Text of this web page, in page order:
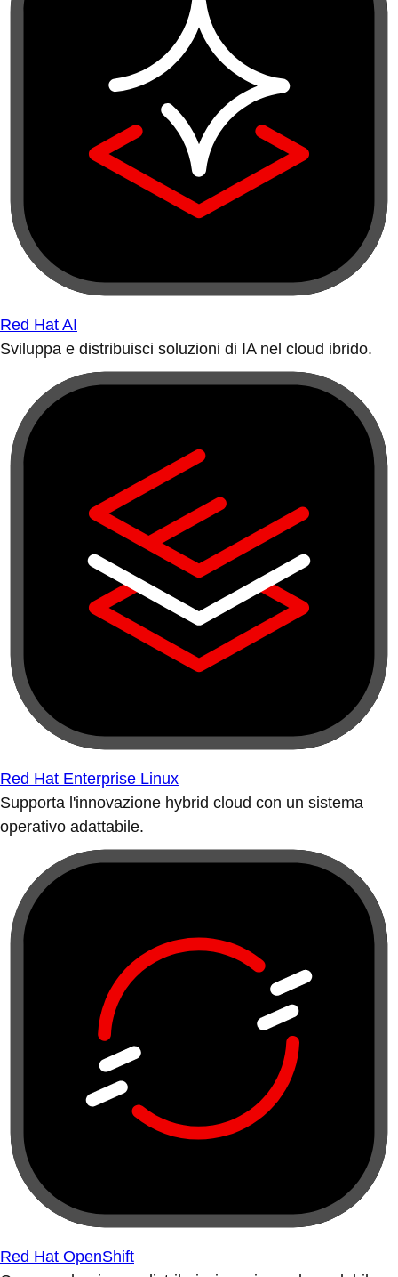
Red Hat AI
Sviluppa e distribuisci soluzioni di IA nel cloud ibrido.
Red Hat Enterprise Linux
Supporta l'innovazione hybrid cloud con un sistema
operativo adattabile.
Red Hat OpenShift